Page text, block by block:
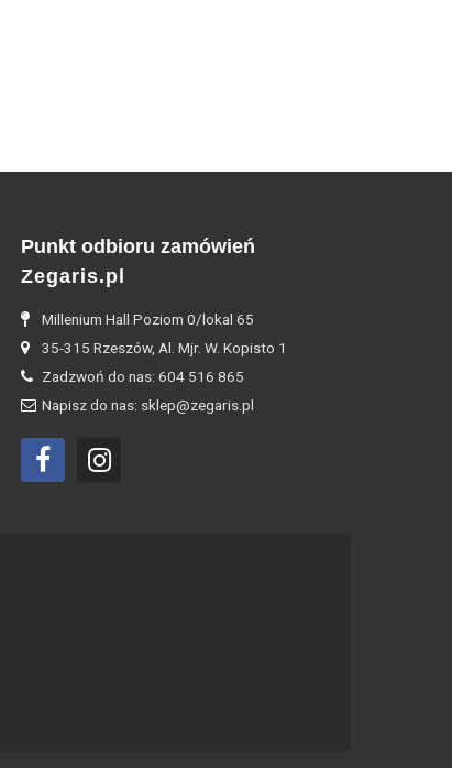
Punkt odbioru zamówień
Zegaris.pl
Millenium Hall Poziom 0/lokal 65
35-315 Rzeszów, Al. Mjr. W. Kopisto 1
Zadzwoń do nas: 604 516 865
Napisz do nas: sklep@zegaris.pl